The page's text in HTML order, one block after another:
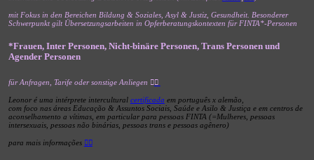
mit Fokus in den Bereichen Bildung & Soziales, Asyl & Justiz, Gesundheit. Besonderer
Schwerpunkt gilt Übersetzungsarbeiten in Opferberatungskontexten für FINTA*-Personen
*Frauen, Inter Personen, Nicht-binäre Personen, Trans Personen und
Agender Personen
für Anfragen, Tarife oder sonstige Anliegen ︎︎
Leonor é uma intérprete intercultural certificada em português x alemão,
com foco nas áreas Educação & Assuntos Sociais, Saúde e Asilo & Justiça e em centros de
aconselhamento a vítimas, em particular para pessoas FINTA (=Mulheres, pessoas
intersexuais, pessoas não binárias, pessoas trans e pessoas agênero)
para mais informações ︎︎